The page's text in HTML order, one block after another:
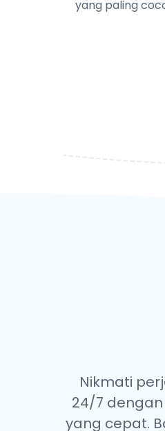
yang paling
Nikmati
24/7
yang cepat.